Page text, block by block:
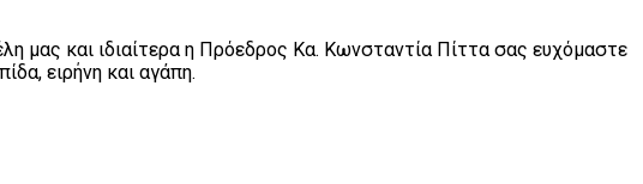
μας και ιδιαίτερα η Πρόεδρος Κα. Κωνσταντία Πίττα σας ευχόμαστε
ειρήνη και αγάπη.